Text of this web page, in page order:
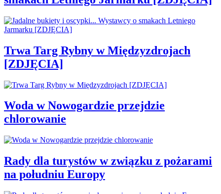
Trwa Targ Rybny w Międzyzdrojach
[ZDJĘCIA]
Woda w Nowogardzie przejdzie
chlorowanie
Rady dla turystów w związku z pożarami
na południu Europy